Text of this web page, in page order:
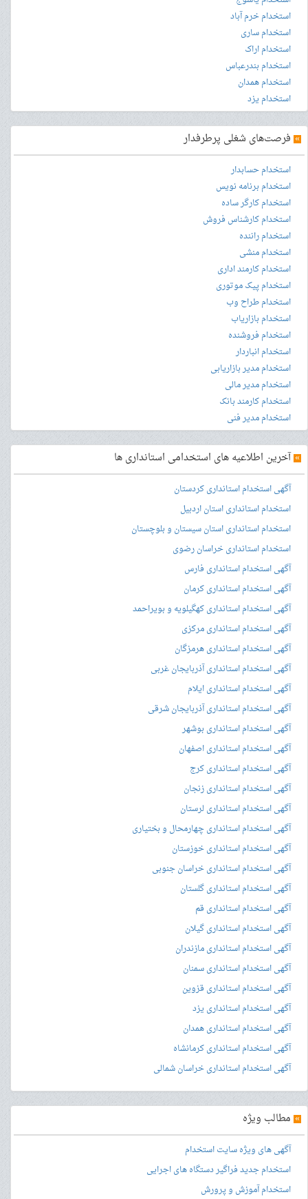
استخدام خرم آباد
استخدام ساری
استخدام اراک
استخدام بندرعباس
استخدام همدان
استخدام یزد
» فرصت‌های شغلی پرطرفدار
استخدام حسابدار
استخدام برنامه نویس
استخدام کارگر ساده
استخدام کارشناس فروش
استخدام راننده
استخدام منشی
استخدام کارمند اداری
استخدام پیک موتوری
استخدام طراح وب
استخدام بازاریاب
استخدام فروشنده
استخدام انباردار
استخدام مدیر بازاریابی
استخدام مدیر مالی
استخدام کارمند بانک
استخدام مدیر فنی
»آخرین اطلاعیه های استخدامی استانداری ها
آگهی استخدام استانداری کردستان
استخدام استانداری استان اردبیل
استخدام استانداری استان سیستان و بلوچستان
استخدام استانداری خراسان رضوی
آگهی استخدام استانداری فارس
آگهی استخدام استانداری کرمان
آگهی استخدام استانداری کهگیلویه و بویراحمد
آگهی استخدام استانداری مرکزی
آگهی استخدام استانداری هرمزگان
آگهی استخدام استانداری آذربایجان غربی
آگهی استخدام استانداری ایلام
آگهی استخدام استانداری آذربایجان شرقی
آگهی استخدام استانداری بوشهر
آگهی استخدام استانداری اصفهان
آگهی استخدام استانداری کرج
آگهی استخدام استانداری زنجان
آگهی استخدام استانداری لرستان
آگهی استخدام استانداری چهارمحال و بختیاری
آگهی استخدام استانداری خوزستان
آگهی استخدام استانداری خراسان جنوبی
آگهی استخدام استانداری گلستان
آگهی استخدام استانداری قم
آگهی استخدام استانداری گیلان
آگهی استخدام استانداری مازندران
آگهی استخدام استانداری سمنان
آگهی استخدام استانداری قزوین
آگهی استخدام استانداری یزد
آگهی استخدام استانداری همدان
آگهی استخدام استانداری کرمانشاه
آگهی استخدام استانداری خراسان شمالی
» مطالب ویژه
آگهی های ویژه سایت استخدام
استخدام جدید فراگیر دستگاه های اجرایی
استخدام آموزش و پرورش